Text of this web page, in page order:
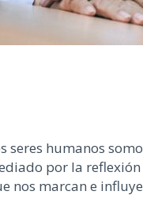
seres humanos
por la
nos marcan e